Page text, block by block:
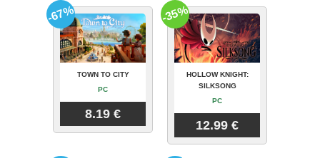
TOWN TO CITY
PC
8.19 €
-67%
HOLLOW KNIGHT:
SILKSONG
PC
12.99 €
-35%